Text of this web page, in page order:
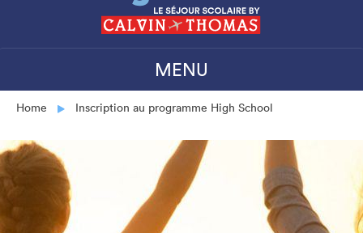
MENU
Home Inscription au programme High School